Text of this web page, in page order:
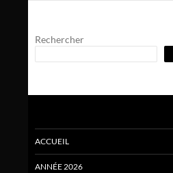
Rechercher
ACCUEIL
ANNÉE 2026